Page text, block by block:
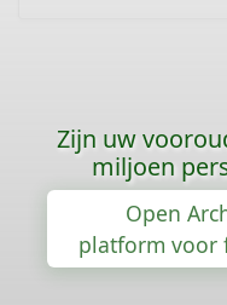
Zijn uw
miljoen
Open
platform voor